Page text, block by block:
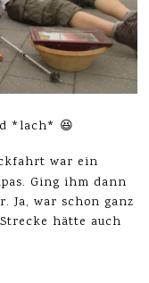
*lach* 😆
war ein
Ging ihm dann
Ja, war schon ganz
hätte auch